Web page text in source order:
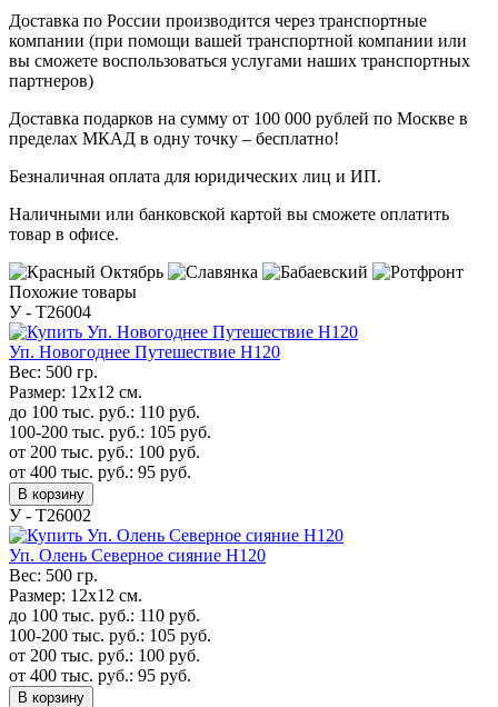
Доставка по России производится через транспортные
компании (при помощи вашей транспортной компании или
вы сможете воспользоваться услугами наших транспортных
партнеров)
Доставка подарков на сумму от 100 000 рублей по Москве в
пределах МКАД в одну точку – бесплатно!
Безналичная оплата для юридических лиц и ИП.
Наличными или банковской картой вы сможете оплатить
товар в офисе.
Похожие товары
У - Т26004
Уп. Новогоднее Путешествие H120
Вес: 500 гр.
Размер: 12х12 см.
до 100 тыс. руб.: 110 руб.
100-200 тыс. руб.: 105 руб.
от 200 тыс. руб.: 100 руб.
от 400 тыс. руб.: 95 руб.
В корзину
У - Т26002
Уп. Олень Северное сияние H120
Вес: 500 гр.
Размер: 12х12 см.
до 100 тыс. руб.: 110 руб.
100-200 тыс. руб.: 105 руб.
от 200 тыс. руб.: 100 руб.
от 400 тыс. руб.: 95 руб.
В корзину